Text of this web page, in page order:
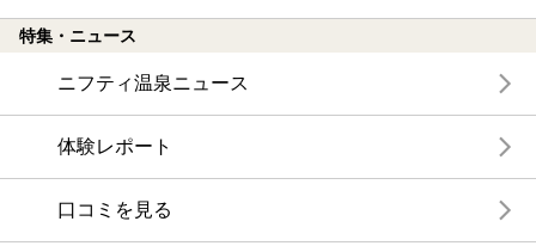
特集・ニュース
ニフティ温泉ニュース
体験レポート
口コミを見る